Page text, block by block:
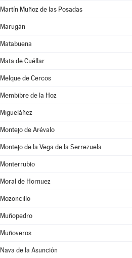
Martín Muñoz de las Posadas
Marugán
Matabuena
Mata de Cuéllar
Melque de Cercos
Membibre de la Hoz
Migueláñez
Montejo de Arévalo
Montejo de la Vega de la Serrezuela
Monterrubio
Moral de Hornuez
Mozoncillo
Muñopedro
Muñoveros
Nava de la Asunción